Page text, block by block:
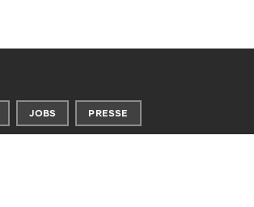
JOBS PRESSE